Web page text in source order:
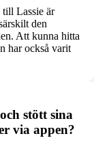
Lassie är
den
Att kunna hitta
har också varit
stött sina
via appen?